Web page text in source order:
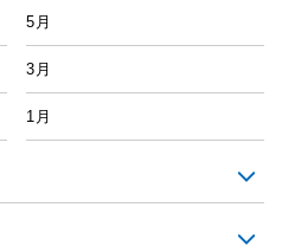
5月
3月
1月